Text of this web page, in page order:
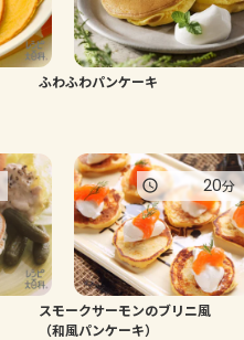
ふわふわパンケーキ
スモークサーモンのブリニ風
（和風パンケーキ）
20分